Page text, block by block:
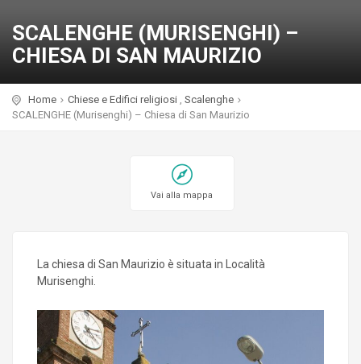
SCALENGHE (MURISENGHI) –
CHIESA DI SAN MAURIZIO
Home Chiese e Edifici religiosi , Scalenghe
SCALENGHE (Murisenghi) – Chiesa di San Maurizio
Vai alla mappa
La chiesa di San Maurizio è situata in Località
Murisenghi.